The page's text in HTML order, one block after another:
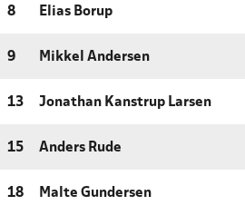
8 Elias Borup
9 Mikkel Andersen
13 Jonathan Kanstrup Larsen
15 Anders Rude
18 Malte Gundersen